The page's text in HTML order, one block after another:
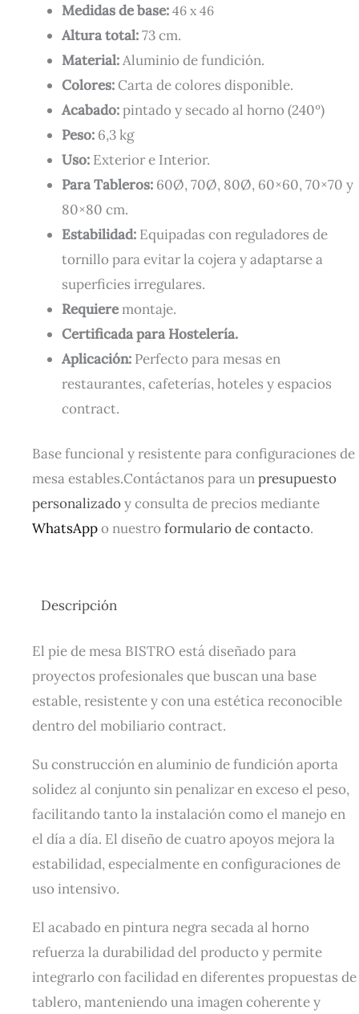
Medidas de base: 46 x 46
Altura total:73 cm.
Material:Aluminio de fundición.
Colores:Carta de colores disponible.
Acabado:pintado y secado al horno (240º)
Peso:6,3 kg
Uso:Exterior e Interior.
Para Tableros:60Ø, 70Ø, 80Ø, 60×60, 70×70 y
80×80 cm.
Estabilidad:Equipadas con reguladores de
tornillo para evitar la cojera y adaptarse a
superficies irregulares.
Requieremontaje.
Certificada para Hostelería.
Aplicación:Perfecto para mesas en
restaurantes, cafeterías, hoteles y espacios
contract.
Base funcional y resistente para configuraciones de
mesa estables.Contáctanos para unpresupuesto
personalizadoy consulta de precios mediante
WhatsAppo nuestroformulario de contacto.
Descripción
El pie de mesa BISTRO está diseñado para
proyectos profesionales que buscan una base
estable, resistente y con una estética reconocible
dentro del mobiliario contract.
Su construcción en aluminio de fundición aporta
solidez al conjunto sin penalizar en exceso el peso,
facilitando tanto la instalación como el manejo en
el día a día. El diseño de cuatro apoyos mejora la
estabilidad, especialmente en configuraciones de
uso intensivo.
El acabado en pintura negra secada al horno
refuerza la durabilidad del producto y permite
integrarlo con facilidad en diferentes propuestas de
tablero, manteniendo una imagen coherente y